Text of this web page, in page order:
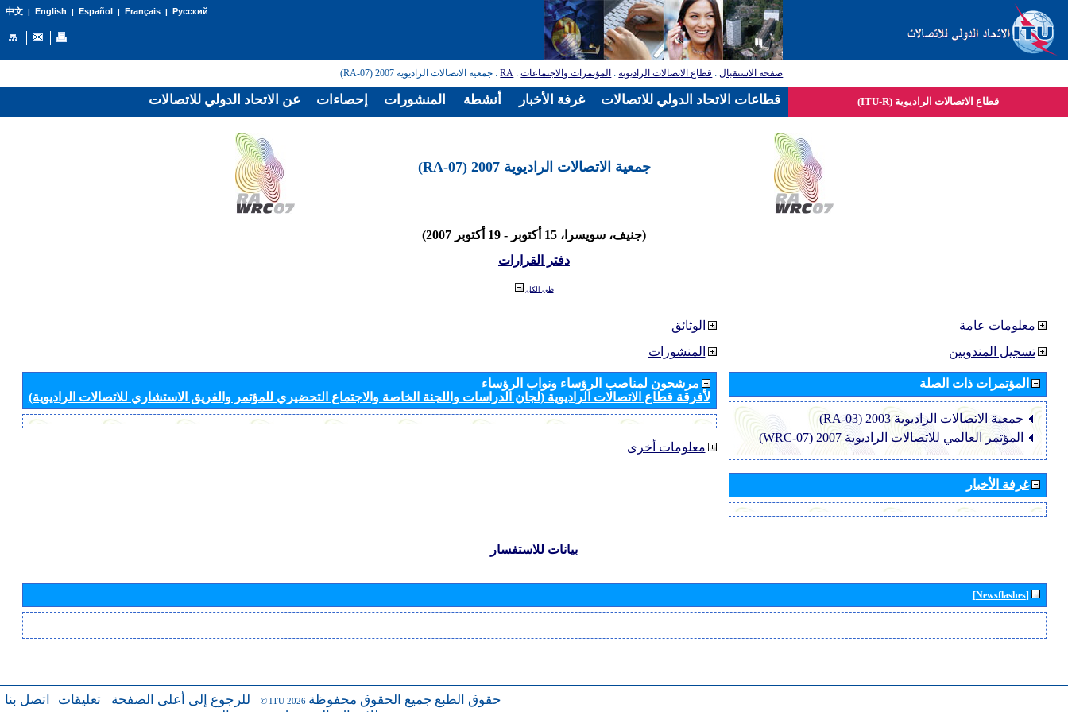
中文| English | Español | Français| Русский
صفحة الاستقبال: قطاع الاتصالات الراديوية: المؤتمرات والاجتماعات:
RA: جمعية الاتصالات الراديوية 2007 (RA-07)
قطاع الاتصالات الراديوية (ITU-R)
جمعية الاتصالات الراديوية 2007 (RA-07)
(جنيف، سويسرا، 15 أكتوبر - 19 أكتوبر 2007)
دفتر القرارات
طي الكل
الوثائق
المنشورات
مرشحون لمناصب الرؤساء ونواب الرؤساء
لأفرقة قطاع الاتصالات الراديوية (لجان الدراسات واللجنة الخاصة والاجتماع التحضيري للمؤتمر والفريق الاستشاري للاتصالات الراديوية)
معلومات أخرى
معلومات عامة
تسجيل المندوبين
المؤتمرات ذات الصلة
جمعية الاتصالات الراديوية 2003 (RA-03)
المؤتمر العالمي للاتصالات الراديوية 2007 (WRC-07)
غرفة الأخبار
بيانات للاستفسار
[Newsflashes]
للرجوع إلى أعلى الصفحة - تعليقات - اتصل بنا - © ITU 2026 حقوق الطبع جميع الحقوق محفوظة
عن الاتحاد الدولي للاتصالات إحصاءات المنشورات أنشطة غرفة الأخبار قطاعات الاتحاد الدولي للاتصالات